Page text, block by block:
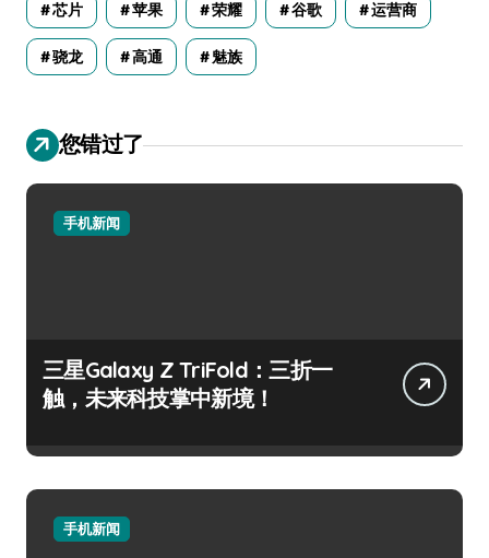
芯片 苹果 荣耀 谷歌 运营商
骁龙 高通 魅族
您错过了
手机新闻
三星Galaxy Z TriFold：三折一
触，未来科技掌中新境！
手机新闻